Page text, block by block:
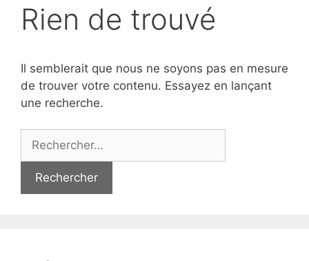
Rien de trouvé
Il semblerait que nous ne soyons pas en mesure
de trouver votre contenu. Essayez en lançant
une recherche.
Rechercher :